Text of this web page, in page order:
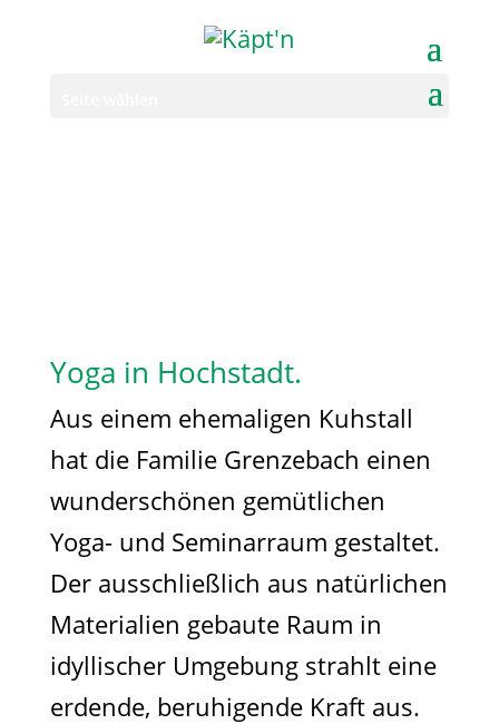
Yoga in Hochstadt.
Aus einem ehemaligen Kuhstall
hat die Familie Grenzebach einen
wunderschönen gemütlichen
Yoga- und Seminarraum gestaltet.
Der ausschließlich aus natürlichen
Materialien gebaute Raum in
idyllischer Umgebung strahlt eine
erdende, beruhigende Kraft aus.